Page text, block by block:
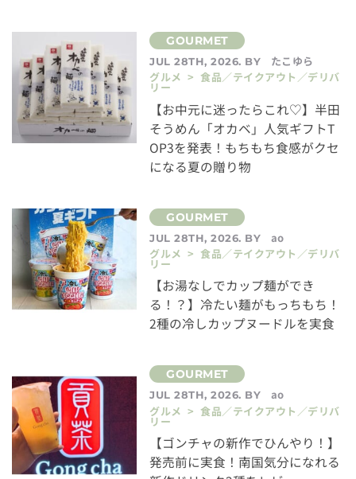
JUL 28TH, 2026. BY
たこゆら
グルメ > 食品／テイクアウト／デリバ
リー
【お中元に迷ったらこれ♡】半田
そうめん「オカベ」人気ギフトT
OP3を発表！もちもち食感がクセ
になる夏の贈り物
JUL 28TH, 2026. BY
ao
グルメ > 食品／テイクアウト／デリバ
リー
【お湯なしでカップ麺ができ
る！？】冷たい麺がもっちもち！
2種の冷しカップヌードルを実食
JUL 28TH, 2026. BY
ao
グルメ > 食品／テイクアウト／デリバ
リー
【ゴンチャの新作でひんやり！】
発売前に実食！南国気分になれる